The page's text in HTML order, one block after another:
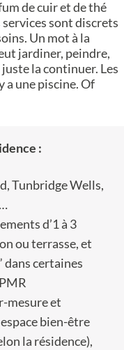
de cuir et de thé
sont discrets
Un mot à la
jardiner, peindre,
la continuer. Les
a une piscine. Of
:
Tunbridge Wells,
d’1 à 3
ou terrasse, et
dans certaines
mesure et
bien-être
la résidence),